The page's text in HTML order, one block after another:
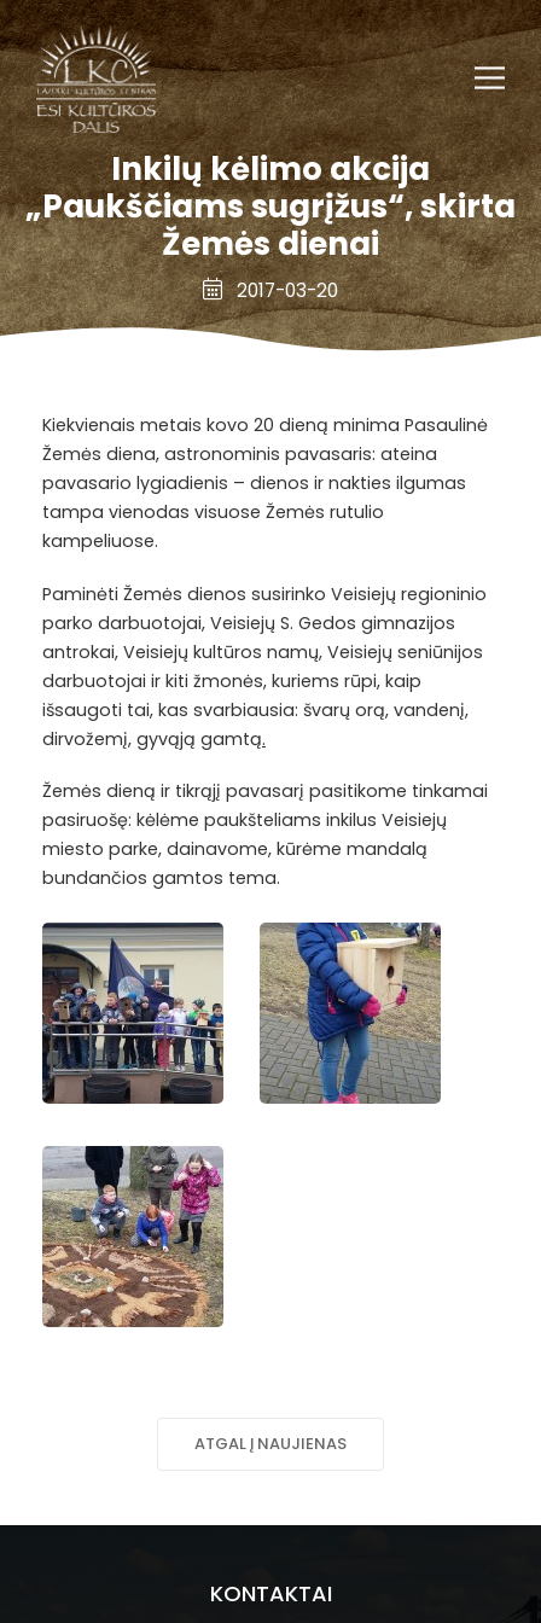
Inkilų kėlimo akcija
„Paukščiams sugrįžus“, skirta
Žemės dienai
2017-03-20
Kiekvienais metais kovo 20 dieną minima Pasaulinė
Žemės diena, astronominis pavasaris: ateina
pavasario lygiadienis – dienos ir nakties ilgumas
tampa vienodas visuose Žemės rutulio
kampeliuose.
Paminėti Žemės dienos susirinko Veisiejų regioninio
parko darbuotojai, Veisiejų S. Gedos gimnazijos
antrokai, Veisiejų kultūros namų, Veisiejų seniūnijos
darbuotojai ir kiti žmonės, kuriems rūpi, kaip
išsaugoti tai, kas svarbiausia: švarų orą, vandenį,
dirvožemį, gyvąją gamtą.
Žemės dieną ir tikrąjį pavasarį pasitikome tinkamai
pasiruošę: kėlėme paukšteliams inkilus Veisiejų
miesto parke, dainavome, kūrėme mandalą
bundančios gamtos tema.
ATGAL Į NAUJIENAS
KONTAKTAI